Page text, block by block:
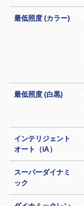
最低照度 (カラー)
最低照度 (白黒)
インテリジェント
オート（iA）
スーパーダイナミ
ック